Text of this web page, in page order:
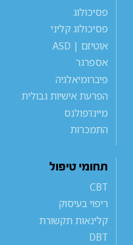
פסיכולוג
פסיכולוג קליני
אוטיזם | ASD
אספרגר
פיברומיאלגיה
הפרעת אישיות גבולית
מיינדפולנס
התמכרות
תחומי טיפול
CBT
ריפוי בעיסוק
קלינאות תקשורת
DBT